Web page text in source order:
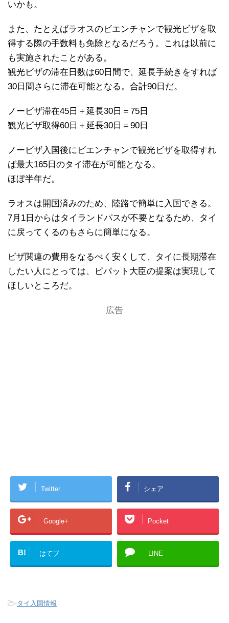
いかも。
また、たとえばラオスのビエンチャンで観光ビザを取
得する際の手数料も免除となるだろう。これは以前に
も実施されたことがある。
観光ビザの滞在日数は60日間で、延長手続きをすれば
30日間さらに滞在可能となる。合計90日だ。
ノービザ滞在45日＋延長30日＝75日
観光ビザ取得60日＋延長30日＝90日
ノービザ入国後にビエンチャンで観光ビザを取得すれ
ば最大165日のタイ滞在が可能となる。
ほぼ半年だ。
ラオスは開国済みのため、陸路で簡単に入国できる。
7月1日からはタイランドパスが不要となるため、タイ
に戻ってくるのもさらに簡単になる。
ビザ関連の費用をなるべく安くして、タイに長期滞在
したい人にとっては、ピパット大臣の提案は実現して
ほしいところだ。
広告
Twitter シェア
Google+ Pocket
B! はてブ LINE
-タイ入国情報